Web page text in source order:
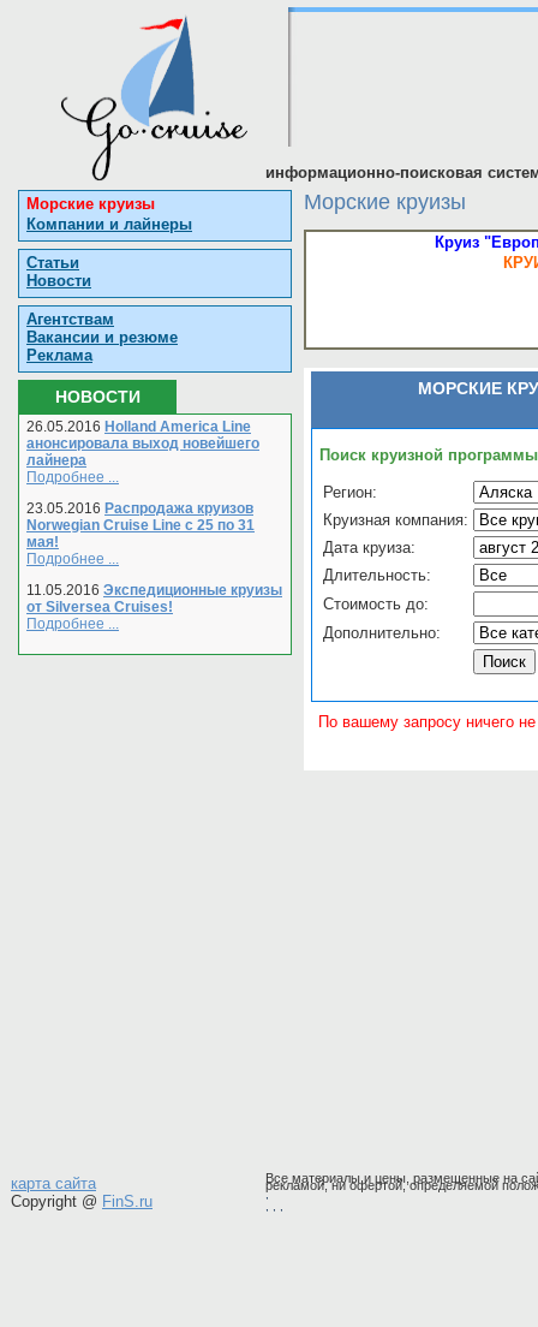
информационно-поисковая
Морские круизы
Компании и лайнеры
Статьи
Новости
Агентствам
Вакансии и резюме
Реклама
НОВОСТИ
26.05.2016 Holland America Line
анонсировала выход новейшего
лайнера
Подробнее ...
23.05.2016 Распродажа круизов
Norwegian Cruise Line с 25 по 31
мая!
Подробнее ...
11.05.2016 Экспедиционные круизы
от Silversea Cruises!
Подробнее ...
Морские круизы
Круиз
МОРСКИЕ
Поиск круизной программы
Регион:
Круизная компания:
Дата круиза:
Длительность:
Стоимость до:
Дополнительно:
По вашему запросу ничего
карта сайта
Copyright @ FinS.ru
Все материалы и цены, размещенные на
рекламой, ни офертой, определяемой
,